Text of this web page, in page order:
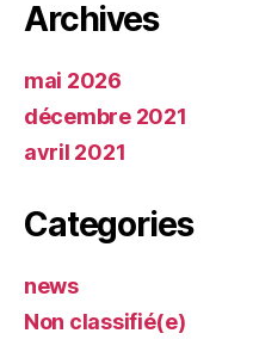
Archives
mai 2026
décembre 2021
avril 2021
Categories
news
Non classifié(e)